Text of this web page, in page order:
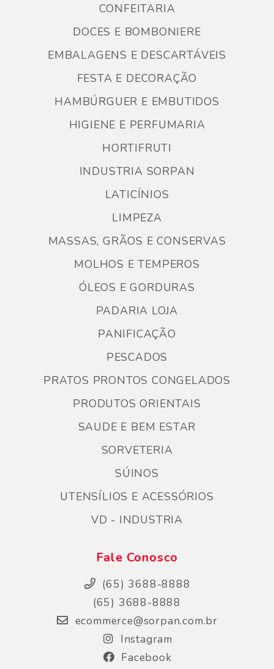
CONFEITARIA
DOCES E BOMBONIERE
EMBALAGENS E DESCARTÁVEIS
FESTA E DECORAÇÃO
HAMBÚRGUER E EMBUTIDOS
HIGIENE E PERFUMARIA
HORTIFRUTI
INDUSTRIA SORPAN
LATICÍNIOS
LIMPEZA
MASSAS, GRÃOS E CONSERVAS
MOLHOS E TEMPEROS
ÓLEOS E GORDURAS
PADARIA LOJA
PANIFICAÇÃO
PESCADOS
PRATOS PRONTOS CONGELADOS
PRODUTOS ORIENTAIS
SAUDE E BEM ESTAR
SORVETERIA
SÚINOS
UTENSÍLIOS E ACESSÓRIOS
VD - INDUSTRIA
Fale Conosco
(65) 3688-8888
(65) 3688-8888
ecommerce@sorpan.com.br
Instagram
Facebook